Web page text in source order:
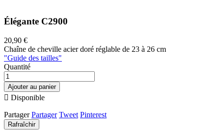
Élégante C2900
20,90 €
Chaîne de cheville acier doré réglable de 23 à 26 cm
"Guide des tailles"
Quantité
Ajouter au panier
 Disponible
Partager Partager Tweet Pinterest